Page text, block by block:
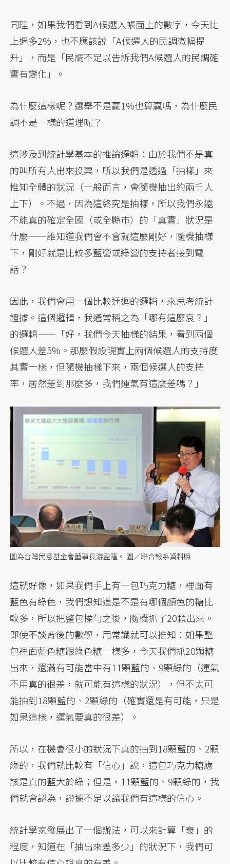
同理，如果我們看到A候選人帳面上的數字，今天比
上週多2%，也不應該說「A候選人的民調微幅提
升」，而是「民調不足以告訴我們A候選人的民調確
實有變化」。
為什麼這樣呢？選舉不是贏1%也算贏嗎，為什麼民
調不是一樣的道理呢？
這涉及到統計學基本的推論邏輯：由於我們不是真
的叫所有人出來投票，所以我們是透過「抽樣」來
推知全體的狀況（一般而言，會隨機抽出約兩千人
上下）。不過，因為這終究是抽樣，所以我們永遠
不能真的確定全國（或全縣市）的「真實」狀況是
什麼——誰知道我們會不會就這麼剛好，隨機抽樣
下，剛好就是比較多藍營或綠營的支持者接到電
話？
因此，我們會用一個比較迂迴的邏輯，來思考統計
證據。這個邏輯，我通常稱之為「哪有這麼衰？」
的邏輯——「好，我們今天抽樣的結果，看到兩個
候選人差5%。那麼假設現實上兩個候選人的支持度
其實一樣，但隨機抽樣下來，兩個候選人的支持
率，居然差到那麼多，我們運氣有這麼差嗎？」
圖為台灣民意基金會董事長游盈隆。 圖／聯合報系資料照
這就好像，如果我們手上有一包巧克力糖，裡面有
藍色有綠色，我們想知道是不是有哪個顏色的糖比
較多，所以把整包揉勻之後，隨機抓了20顆出來。
即使不談背後的數學，用常識就可以推知：如果整
包裡面藍色糖跟綠色糖一樣多，今天我們抓20顆糖
出來，還滿有可能當中有11顆藍的、9顆綠的（運氣
不用真的很差，就可能有這樣的狀況），但不太可
能抽到18顆藍的、2顆綠的（確實還是有可能，只是
如果這樣，運氣要真的很差）。
所以，在機會很小的狀況下真的抽到18顆藍的、2顆
綠的，我們就比較有「信心」說，這包巧克力糖應
該是真的藍大於綠；但是，11顆藍的、9顆綠的，我
們就會認為，證據不足以讓我們有這樣的信心。
統計學家發展出了一個辦法，可以來計算「衰」的
程度，知道在「抽出來差多少」的狀況下，我們可